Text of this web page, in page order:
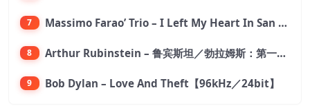
7 Massimo Farao’ Trio – I Left My Heart In San Francisco (2.8MHz DSD)【2.8MHz／1bit】
8 Arthur Rubinstein – 鲁宾斯坦／勃拉姆斯：第一钢琴协奏曲【176.4kHz／24bit】
9 Bob Dylan – Love And Theft【96kHz／24bit】